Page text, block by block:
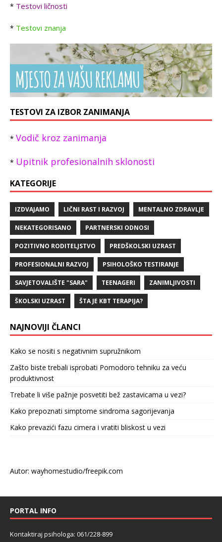
* Testovi ličnosti
* Testovi znanja
TESTOVI ZA IZBOR ZANIMANJA
* Vodič kroz zanimanja
* Upitnik profesionalnih sklonosti
KATEGORIJE
IZDVAJAMO LIČNI RAST I RAZVOJ MENTALNO ZDRAVLJE
NEKATEGORISANO PARTNERSKI ODNOSI
POZITIVNO RODITELJSTVO PREDŠKOLSKI UZRAST
PROFESIONALNI RAZVOJ PSIHOLOŠKO TESTIRANJE
SAVJETOVALIŠTE "SARA" TEENAGERI ZANIMLJIVOSTI
ŠKOLSKI UZRAST ŠTA JE KBT TERAPIJA?
NAJNOVIJI ČLANCI
Kako se nositi s negativnim supružnikom
Zašto biste trebali isprobati Pomodoro tehniku za veću
produktivnost
Trebate li više pažnje posvetiti bež zastavicama u vezi?
Kako prepoznati simptome sindroma sagorijevanja
Kako prevazići fazu cimera i vratiti bliskost u vezi
Autor: wayhomestudio/freepik.com
PORTAL INFO
Kontaktiraj psihologa: 061/228-899